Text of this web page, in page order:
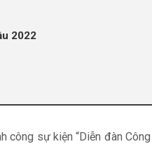
2022
công sự kiện “Diễn đàn